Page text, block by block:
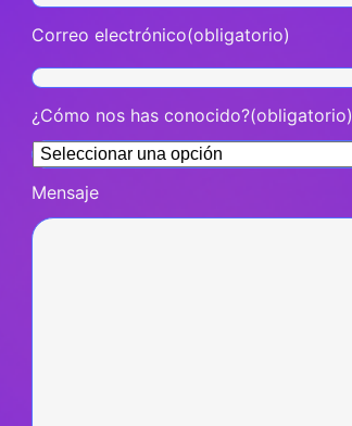
Correo electrónico(obligatorio)
¿Cómo nos has conocido?(obligatorio)
Mensaje